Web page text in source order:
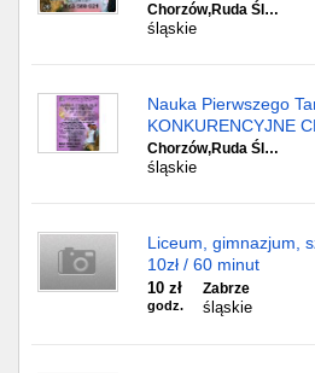
Chorzów,Ruda Śl…
śląskie
Nauka Pierwszego
KONKURENCYJNE
Chorzów,Ruda Śl…
śląskie
Liceum, gimnazjum,
10zł / 60 minut
10 zł
godz.
Zabrze
śląskie